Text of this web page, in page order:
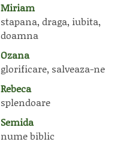
Miriam
stapana, draga, iubita,
doamna
Ozana
glorificare, salveaza-ne
Rebeca
splendoare
Semida
nume biblic